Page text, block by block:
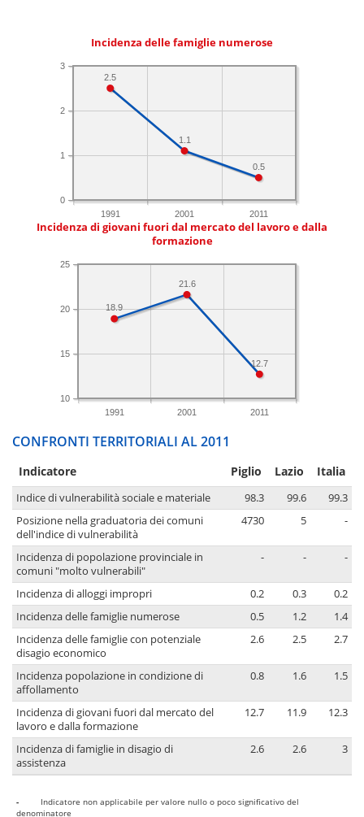
Incidenza delle famiglie numerose
1991 2001 2011
0
1
2
3
0.5
1.1
2.5
Incidenza di giovani fuori dal mercato del lavoro e dalla
formazione
1991 2001 2011
10
15
20
25
12.7
21.6
18.9
CONFRONTI TERRITORIALI AL 2011
Indicatore Piglio Lazio Italia
Indice di vulnerabilità sociale e materiale 98.3 99.6
99.3
Posizione nella graduatoria dei comuni
dell'indice di vulnerabilità
4730 5 -
Incidenza di popolazione provinciale in
comuni "molto vulnerabili"
- - -
Incidenza di alloggi impropri 0.2 0.3
0.2
Incidenza delle famiglie numerose
0.5 1.2
1.4
Incidenza delle famiglie con potenziale
disagio economico
2.6 2.5 2.7
Incidenza popolazione in condizione di
affollamento
0.8 1.6 1.5
Incidenza di giovani fuori dal mercato del
lavoro e dalla formazione
12.7 11.9 12.3
Incidenza di famiglie in disagio di
assistenza
2.6 2.6 3
-
Indicatore non applicabile per valore nullo o poco significativo del
denominatore